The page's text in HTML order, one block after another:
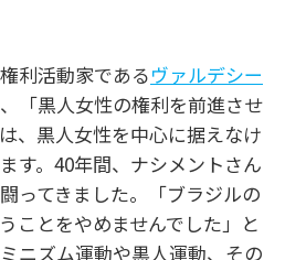
利活動家であるヴァルデシー
「黒人女性の権利を前進させ
、黒人女性を中心に据えなけ
す。40年間、ナシメントさん
ってきました。「ブラジルの
ことをやめませんでした」と
ニズム運動や黒人運動、その